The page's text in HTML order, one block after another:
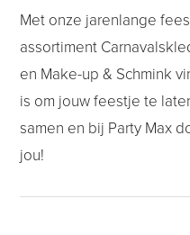
Met onze jarenlange
assortiment
en Make-up & Schmink
is om jouw feestje te
samen en bij Party Max
jou!